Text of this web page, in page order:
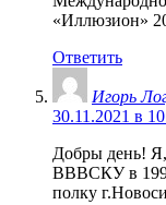
«Иллюзион»
Ответить
Игорь
30.11.2021 в
Добры день!
ВВВСКУ в
полку